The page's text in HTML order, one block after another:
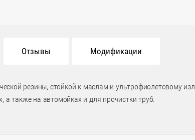
Отзывы Модификации
резины, стойкой к маслам и ультрофиолетовому
а также на автомойках и для прочистки труб.